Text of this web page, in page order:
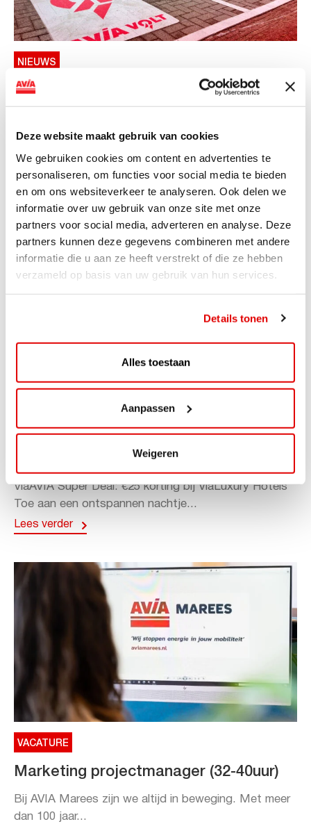
Deze website maakt gebruik van cookies
We gebruiken cookies om content en advertenties te
personaliseren, om functies voor social media te bieden
en om ons websiteverkeer te analyseren. Ook delen we
informatie over uw gebruik van onze site met onze
partners voor social media, adverteren en analyse. Deze
partners kunnen deze gegevens combineren met andere
informatie die u aan ze heeft verstrekt of die ze hebben
verzameld op basis van uw gebruik van hun services.
Details tonen
Alles toestaan
Aanpassen
Weigeren
NIEUWS
AVIA VOLT en Fletcher Hotels starten
landelijke uitrol van DC-
AVIA VOLT en Fletcher Hotels starten landelijke uitrol
van DC-snellaadinfrastructuur AVIA VOLT en...
Lees verder
ViaLuxury Hotels
ViaAVIA Super Deal: €25 korting bij ViaLuxury Hotels
Toe aan een ontspannen nachtje...
Lees verder
VACATURE
Marketing projectmanager (32-40uur)
Bij AVIA Marees zijn we altijd in beweging. Met meer
dan 100 jaar...